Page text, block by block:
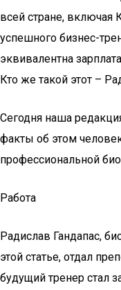
всей стране, включая
успешного бизнес-
эквивалентна
Кто же такой этот –
Сегодня наша
факты об этом
профессиональной
Работа
Радислав Гандапас,
этой статье, отдал
будущий тренер стал